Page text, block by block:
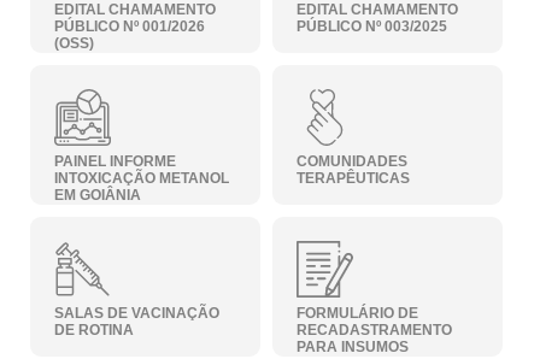
EDITAL CHAMAMENTO
PÚBLICO Nº 001/2026
(OSS)
EDITAL CHAMAMENTO
PÚBLICO Nº 003/2025
PAINEL INFORME
INTOXICAÇÃO METANOL
EM GOIÂNIA
COMUNIDADES
TERAPÊUTICAS
SALAS DE VACINAÇÃO
DE ROTINA
FORMULÁRIO DE
RECADASTRAMENTO
PARA INSUMOS